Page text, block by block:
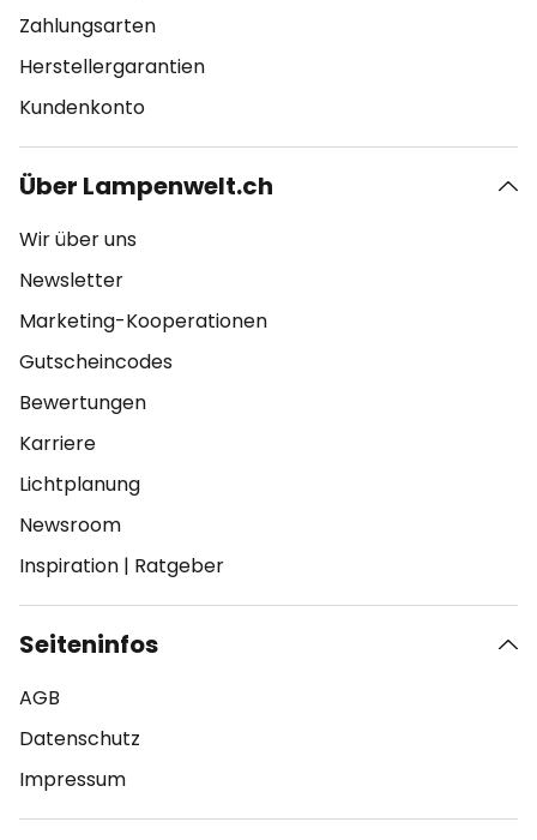
Zahlungsarten
Herstellergarantien
Kundenkonto
Über Lampenwelt.ch
Wir über uns
Newsletter
Marketing-Kooperationen
Gutscheincodes
Bewertungen
Karriere
Lichtplanung
Newsroom
Inspiration | Ratgeber
Seiteninfos
AGB
Datenschutz
Impressum